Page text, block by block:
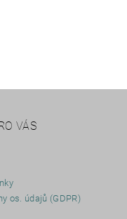
VÁS
os. údajů (GDPR)